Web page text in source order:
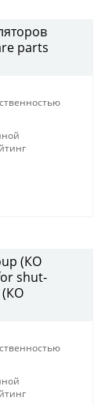
parts
(КО
shut-
(КО